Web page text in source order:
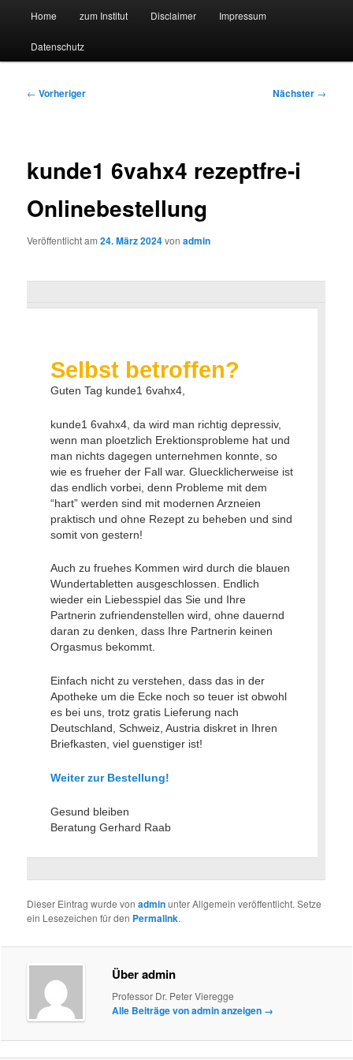
Suchmaschine Forschung und
Technologie
Zum
primären
Zum
sekundären
Home zum Institut Disclaimer Impressum
Datenschutz
Beitragsnavigation
← Vorheriger Nächster →
kunde1 6vahx4 rezeptfre-i
Onlinebestellung
Veröffentlicht am24. März 2024vonadmin
Selbst betroffen?
Guten Tag kunde1 6vahx4,
kunde1 6vahx4, da wird man richtig depressiv,
wenn man ploetzlich Erektionsprobleme hat und
man nichts dagegen unternehmen konnte, so
wie es frueher der Fall war. Gluecklicherweise ist
das endlich vorbei, denn Probleme mit dem
“hart” werden sind mit modernen Arzneien
praktisch und ohne Rezept zu beheben und sind
somit von gestern!
Auch zu fruehes Kommen wird durch die blauen
Wundertabletten ausgeschlossen. Endlich
wieder ein Liebesspiel das Sie und Ihre
Partnerin zufriendenstellen wird, ohne dauernd
daran zu denken, dass Ihre Partnerin keinen
Orgasmus bekommt.
Einfach nicht zu verstehen, dass das in der
Apotheke um die Ecke noch so teuer ist obwohl
es bei uns, trotz gratis Lieferung nach
Deutschland, Schweiz, Austria diskret in Ihren
Briefkasten, viel guenstiger ist!
Weiter zur Bestellung!
Gesund bleiben
Beratung Gerhard Raab
Dieser Eintrag wurde vonadminunter Allgemein veröffentlicht. Setze
ein Lesezeichen für den Permalink.
Über admin
Professor Dr. Peter Vieregge
Alle Beiträge von admin anzeigen →